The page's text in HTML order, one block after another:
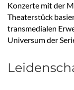
Konzerte mit der
Theaterstück
transmedialen
Universum der